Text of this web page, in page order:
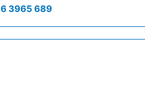
3965 689